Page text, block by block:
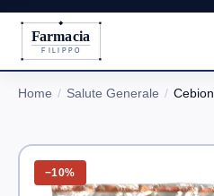
Farmacia
FILIPPO
Home Salute Generale Cebion
−10%